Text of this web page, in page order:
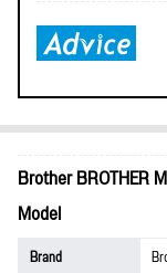
Brother BROTHER
Model
Brand